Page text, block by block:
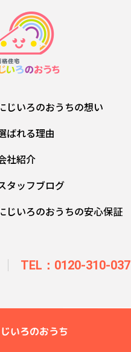
じいろのおうちの想い
ばれる理由
社紹介
タッフブログ
じいろのおうちの安心保証
TEL：0120-310-037
いろのおうち